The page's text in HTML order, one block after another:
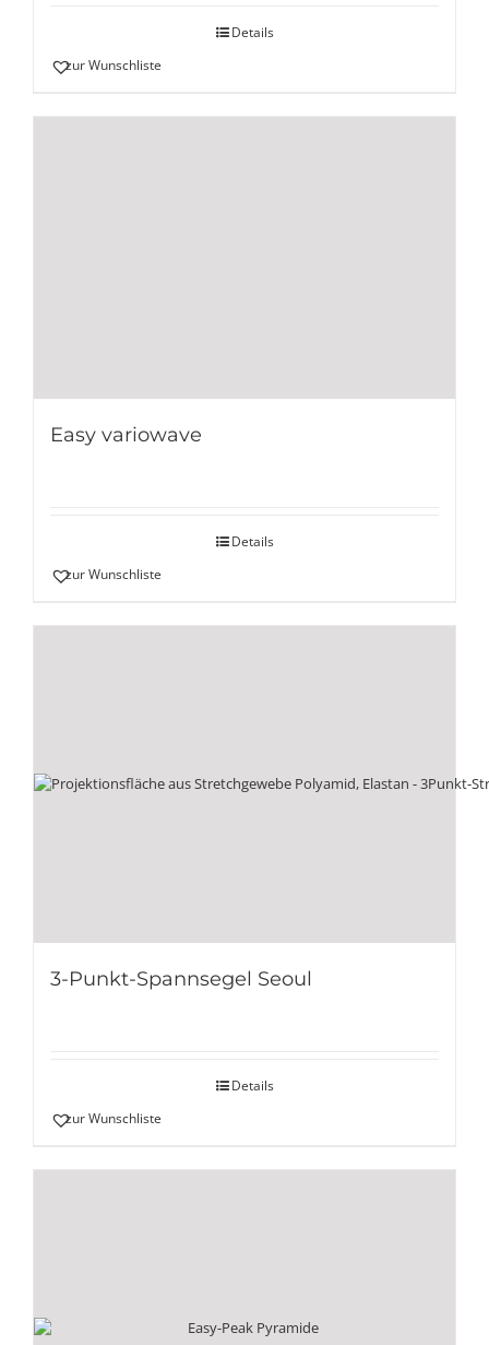
Details
zur Wunschliste
Easy variowave
Details
zur Wunschliste
3-Punkt-Spannsegel Seoul
Details
zur Wunschliste